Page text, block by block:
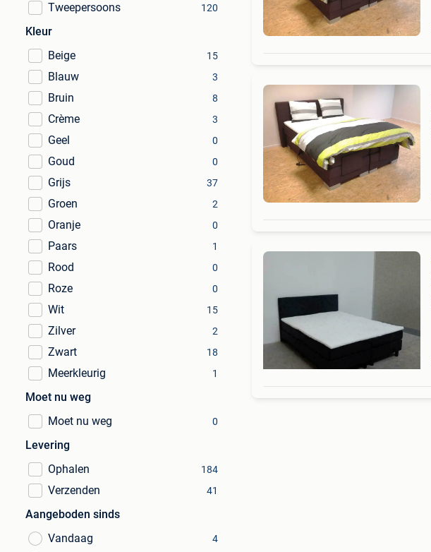
Tweepersoons 120
Kleur
Beige
15
Blauw 3
Bruin 8
Crème 3
Geel 0
Goud 0
Grijs 37
Groen 2
Oranje 0
Paars 1
Rood 0
Roze 0
Wit 15
Zilver 2
Zwart 18
Meerkleurig 1
Moet nu weg
Moet nu weg
0
Levering
Ophalen
184
Verzenden 41
Aangeboden sinds
Vandaag
4